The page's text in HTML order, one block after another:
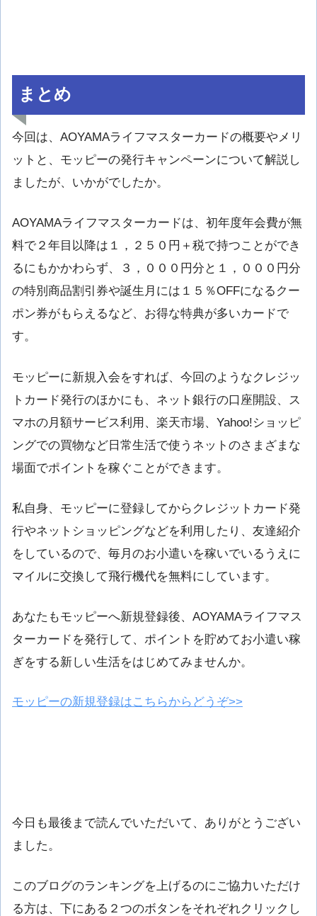
まとめ
今回は、AOYAMAライフマスターカードの概要やメリ
ットと、モッピーの発行キャンペーンについて解説し
ましたが、いかがでしたか。
AOYAMAライフマスターカードは、初年度年会費が無
料で２年目以降は１，２５０円＋税で持つことができ
るにもかかわらず、３，０００円分と１，０００円分
の特別商品割引券や誕生月には１５％OFFになるクー
ポン券がもらえるなど、お得な特典が多いカードで
す。
モッピーに新規入会をすれば、今回のようなクレジッ
トカード発行のほかにも、ネット銀行の口座開設、ス
マホの月額サービス利用、楽天市場、Yahoo!ショッピ
ングでの買物など日常生活で使うネットのさまざまな
場面でポイントを稼ぐことができます。
私自身、モッピーに登録してからクレジットカード発
行やネットショッピングなどを利用したり、友達紹介
をしているので、毎月のお小遣いを稼いでいるうえに
マイルに交換して飛行機代を無料にしています。
あなたもモッピーへ新規登録後、AOYAMAライフマス
ターカードを発行して、ポイントを貯めてお小遣い稼
ぎをする新しい生活をはじめてみませんか。
モッピーの新規登録はこちらからどうぞ>>
今日も最後まで読んでいただいて、ありがとうござい
ました。
このブログのランキングを上げるのにご協力いただけ
る方は、下にある２つのボタンをそれぞれクリックし